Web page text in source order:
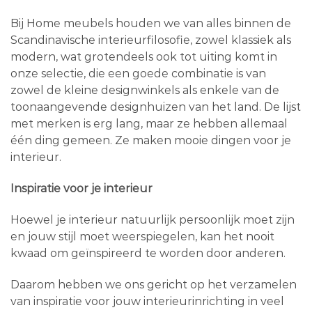
Bij Home meubels houden we van alles binnen de
Scandinavische interieurfilosofie, zowel klassiek als
modern, wat grotendeels ook tot uiting komt in
onze selectie, die een goede combinatie is van
zowel de kleine designwinkels als enkele van de
toonaangevende designhuizen van het land. De lijst
met merken is erg lang, maar ze hebben allemaal
één ding gemeen. Ze maken mooie dingen voor je
interieur.
Inspiratie voor je interieur
Hoewel je interieur natuurlijk persoonlijk moet zijn
en jouw stijl moet weerspiegelen, kan het nooit
kwaad om geïnspireerd te worden door anderen.
Daarom hebben we ons gericht op het verzamelen
van inspiratie voor jouw interieurinrichting in veel